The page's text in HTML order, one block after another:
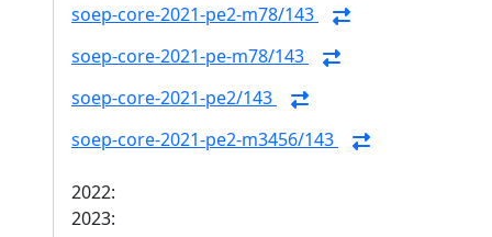
soep-core-2021-pe2-m78/143
soep-core-2021-pe-m78/143
soep-core-2021-pe2/143
soep-core-2021-pe2-m3456/143
2022:
2023: